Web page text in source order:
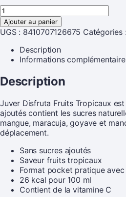
Ajouter au panier
UGS : 8410707126675 Catégories :
Description
Informations
Description
Juver Disfruta Fruits Tropicaux
ajoutés contient les sucres
mangue, maracuja, goyave et
déplacement.
Sans sucres ajoutés
Saveur fruits tropicaux
Format pocket pratique
26 kcal pour 100 ml
Contient de la vitamine C